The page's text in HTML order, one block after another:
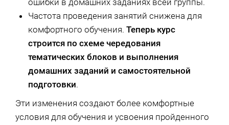
ошибки в домашних заданиях всей группы.
Частота проведения занятий снижена для
комфортного обучения. Теперь курс
строится по схеме чередования
тематических блоков и выполнения
домашних заданий и самостоятельной
подготовки.
Эти изменения создают более комфортные
условия для обучения и усвоения пройденного